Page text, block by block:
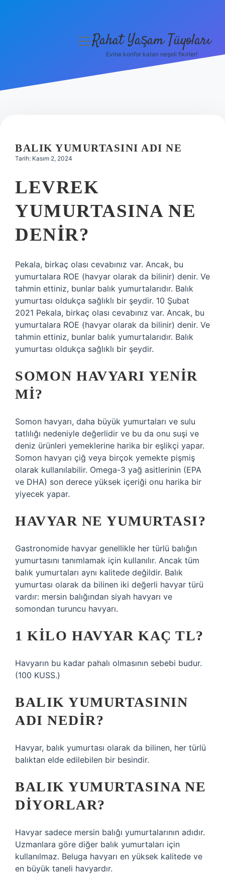
Hakkımızda
menüyü
Rahat Yaşam Tüyoları
Evine konfor katan neşeli fikirler!
BALIK YUMURTASINI ADI NE
Tarih: Kasım 2, 2024
LEVREK
YUMURTASINA NE
DENIR?
Pekala, birkaç olası cevabınız var. Ancak, bu
yumurtalara ROE (havyar olarak da bilinir) denir. Ve
tahmin ettiniz, bunlar balık yumurtalarıdır. Balık
yumurtası oldukça sağlıklı bir şeydir. 10 Şubat
2021 Pekala, birkaç olası cevabınız var. Ancak, bu
yumurtalara ROE (havyar olarak da bilinir) denir. Ve
tahmin ettiniz, bunlar balık yumurtalarıdır. Balık
yumurtası oldukça sağlıklı bir şeydir.
SOMON HAVYARI YENIR
MI?
Somon havyarı, daha büyük yumurtaları ve sulu
tatlılığı nedeniyle değerlidir ve bu da onu suşi ve
deniz ürünleri yemeklerine harika bir eşlikçi yapar.
Somon havyarı çiğ veya birçok yemekte pişmiş
olarak kullanılabilir. Omega-3 yağ asitlerinin (EPA
ve DHA) son derece yüksek içeriği onu harika bir
yiyecek yapar.
HAVYAR NE YUMURTASI?
Gastronomide havyar genellikle her türlü balığın
yumurtasını tanımlamak için kullanılır. Ancak tüm
balık yumurtaları aynı kalitede değildir. Balık
yumurtası olarak da bilinen iki değerli havyar türü
vardır: mersin balığından siyah havyarı ve
somondan turuncu havyarı.
1 KILO HAVYAR KAÇ TL?
Havyarın bu kadar pahalı olmasının sebebi budur.
(100 KUSS.)
BALIK YUMURTASININ
ADI NEDIR?
Havyar, balık yumurtası olarak da bilinen, her türlü
balıktan elde edilebilen bir besindir.
BALIK YUMURTASINA NE
DIYORLAR?
Havyar sadece mersin balığı yumurtalarının adıdır.
Uzmanlara göre diğer balık yumurtaları için
kullanılmaz. Beluga havyarı en yüksek kalitede ve
en büyük taneli havyardır.